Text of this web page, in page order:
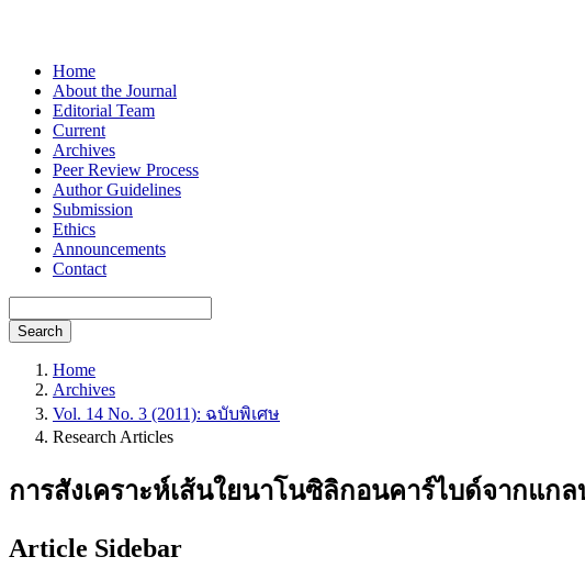
Home
About the Journal
Editorial Team
Current
Archives
Peer Review Process
Author Guidelines
Submission
Ethics
Announcements
Contact
Search
Home
Archives
Vol. 14 No. 3 (2011): ฉบับพิเศษ
Research Articles
การสังเคราะห์เส้นใยนาโนซิลิกอนคาร์ไบด์จากแ
Article Sidebar